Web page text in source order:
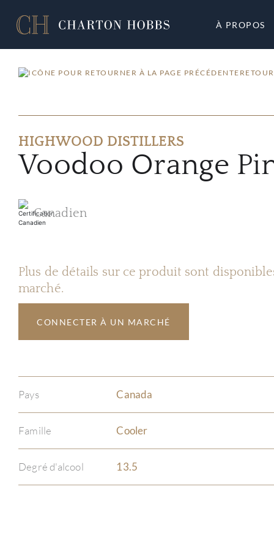
À PROPOS
HIGHWOOD DISTILLERS
Voodoo Orange
Canadien
Plus de détails sur ce produit sont
marché.
CONNECTER À UN MARCHÉ
Pays Canada
Famille Cooler
Degré d'alcool 13.5